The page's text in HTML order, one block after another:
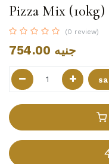
Pizza Mix (10kg)
(0 review)
754.00 جنيه